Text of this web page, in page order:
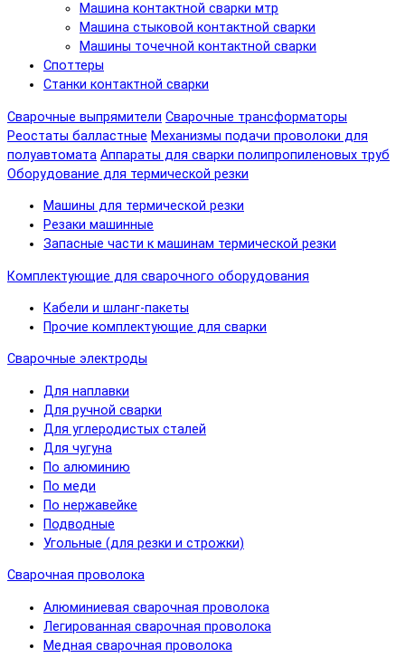
Машина контактной сварки мтр
Машина стыковой контактной сварки
Машины точечной контактной сварки
Споттеры
Станки контактной сварки
Сварочные выпрямители Сварочные трансформаторы
Реостаты балластные Механизмы подачи проволоки для
полуавтомата Аппараты для сварки полипропиленовых труб
Оборудование для термической резки
Машины для термической резки
Резаки машинные
Запасные части к машинам термической резки
Комплектующие для сварочного оборудования
Кабели и шланг-пакеты
Прочие комплектующие для сварки
Сварочные электроды
Для наплавки
Для ручной сварки
Для углеродистых сталей
Для чугуна
По алюминию
По меди
По нержавейке
Подводные
Угольные (для резки и строжки)
Сварочная проволока
Алюминиевая сварочная проволока
Легированная сварочная проволока
Медная сварочная проволока